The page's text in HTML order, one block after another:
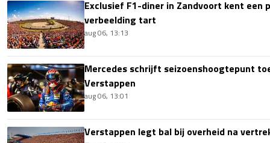
Exclusief F1-diner in Zandvoort kent een
verbeelding tart
aug 06, 13:13
Mercedes schrijft seizoenshoogtepunt
Verstappen
aug 06, 13:01
Verstappen legt bal bij overheid na